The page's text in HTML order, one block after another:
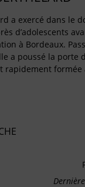
a exercé dans le
d’adolescents
à Bordeaux.
a poussé la porte
rapidement formée